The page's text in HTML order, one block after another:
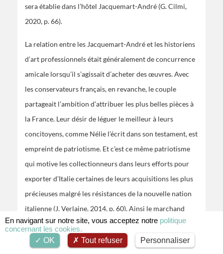
sera établie dans l’hôtel Jacquemart-André (G. Cilmi,
2020, p. 66).
La relation entre les Jacquemart-André et les historiens
d’art professionnels était généralement de concurrence
amicale lorsqu’il s’agissait d’acheter des œuvres. Avec
les conservateurs français, en revanche, le couple
partageait l’ambition d’attribuer les plus belles pièces à
la France. Leur désir de léguer le meilleur à leurs
concitoyens, comme Nélie l’écrit dans son testament, est
empreint de patriotisme. Et c’est ce même patriotisme
qui motive les collectionneurs dans leurs efforts pour
exporter d’Italie certaines de leurs acquisitions les plus
précieuses malgré les résistances de la nouvelle nation
italienne (J. Verlaine, 2014, p. 60). Ainsi le marchand
préféré du couple, Stefano Bardini (1836-1922), le
« prince des antiquaires », déclarait-il les œuvres
En navigant sur notre site, vous acceptez notre politique
concernant les cookies.
OK
Tout refuser Personnaliser